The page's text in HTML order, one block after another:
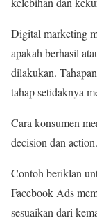
Digital marketing
apakah berhasil
dilakukan.
tahap setidaknya
Cara konsumen
decision dan action.
Contoh beriklan
Facebook Ads
sesuaikan dari